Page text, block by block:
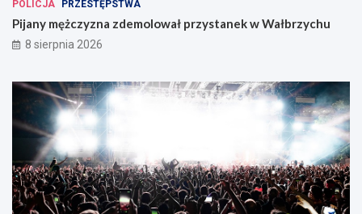
POLICJA PRZESTĘPSTWA
Pijany mężczyzna zdemolował przystanek w Wałbrzychu
8 sierpnia 2026